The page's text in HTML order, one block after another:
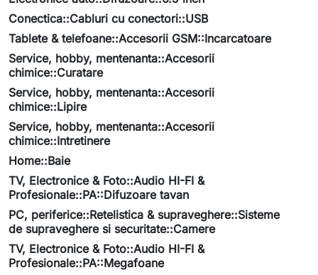
Conectica::Cabluri cu conectori::USB
Tablete & telefoane::Accesorii GSM::Incarcatoare
Service, hobby, mentenanta::Accesorii
chimice::Curatare
Service, hobby, mentenanta::Accesorii
chimice::Lipire
Service, hobby, mentenanta::Accesorii
chimice::Intretinere
Home::Baie
TV, Electronice & Foto::Audio HI-FI &
Profesionale::PA::Difuzoare tavan
PC, periferice::Retelistica & supraveghere::Sisteme
de supraveghere si securitate::Camere
TV, Electronice & Foto::Audio HI-FI &
Profesionale::PA::Megafoane